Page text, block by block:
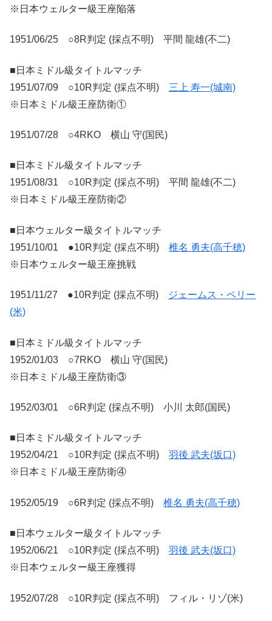
※日本ウェルター級王座陥落
1951/06/25 ○8R判定 (採点不明) 平間 龍雄(不二)
■日本ミドル級タイトルマッチ
1951/07/09 ○10R判定 (採点不明) 三上 寿一(城南)
※日本ミドル級王座防衛①
1951/07/28 ○4RKO 横山 守(国民)
■日本ミドル級タイトルマッチ
1951/08/31 ○10R判定 (採点不明) 平間 龍雄(不二)
※日本ミドル級王座防衛②
■日本ウェルター級タイトルマッチ
1951/10/01 ●10R判定 (採点不明) 椎名 勇夫(高千穂)
※日本ウェルター級王座挑戦
1951/11/27 ●10R判定 (採点不明)
ジェームス・ペリー
(米)
■日本ミドル級タイトルマッチ
1952/01/03 ○7RKO 横山 守(国民)
※日本ミドル級王座防衛③
1952/03/01 ○6R判定 (採点不明) 小川 太郎(国民)
■日本ミドル級タイトルマッチ
1952/04/21 ○10R判定 (採点不明) 羽後 武夫(坂口)
※日本ミドル級王座防衛④
1952/05/19 ○6R判定 (採点不明) 椎名 勇夫(高千穂)
■日本ウェルター級タイトルマッチ
1952/06/21 ○10R判定 (採点不明) 羽後 武夫(坂口)
※日本ウェルター級王座獲得
1952/07/28 ○10R判定 (採点不明) フィル・リゾ(米)